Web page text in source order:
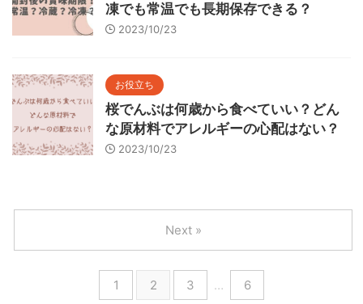
凍でも常温でも長期保存できる？
2023/10/23
お役立ち
桜でんぶは何歳から食べていい？どん
な原材料でアレルギーの心配はない？
2023/10/23
1 2 3 … 6
Next »